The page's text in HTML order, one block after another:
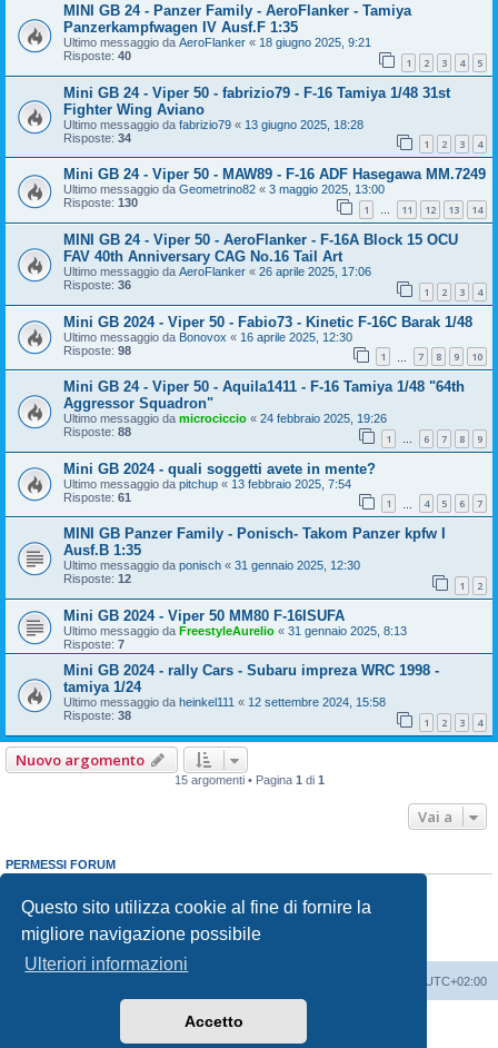
Questo sito utilizza cookie al fine di fornire la
migliore navigazione possibile
Ulteriori informazioni
Accetto
MINI GB 24 - Panzer Family - AeroFlanker - Tamiya
Panzerkampfwagen IV Ausf.F 1:35
Ultimo messaggio da AeroFlanker « 18 giugno 2025, 9:21
Risposte: 40 1 2 3 4 5
Mini GB 24 - Viper 50 - fabrizio79 - F-16 Tamiya 1/48 31st
Fighter Wing Aviano
Ultimo messaggio da fabrizio79 « 13 giugno 2025, 18:28
Risposte: 34 1 2 3 4
Mini GB 24 - Viper 50 - MAW89 - F-16 ADF Hasegawa MM.7249
Ultimo messaggio da Geometrino82 « 3 maggio 2025, 13:00
Risposte: 130 1 … 11 12 13 14
MINI GB 24 - Viper 50 - AeroFlanker - F-16A Block 15 OCU
FAV 40th Anniversary CAG No.16 Tail Art
Ultimo messaggio da AeroFlanker « 26 aprile 2025, 17:06
Risposte: 36 1 2 3 4
Mini GB 2024 - Viper 50 - Fabio73 - Kinetic F-16C Barak 1/48
Ultimo messaggio da Bonovox « 16 aprile 2025, 12:30
Risposte: 98 1 7 8 9 10
Mini GB 24 - Viper 50 - Aquila1411 - F-16 Tamiya 1/48 "64th
Aggressor Squadron"
Ultimo messaggio da microciccio « 24 febbraio 2025, 19:26
Risposte: 88 1 … 6 7 8 9
Mini GB 2024 - quali soggetti avete in mente?
Ultimo messaggio da pitchup « 13 febbraio 2025, 7:54
Risposte: 61 1 4 5 6 7
MINI GB Panzer Family - Ponisch- Takom Panzer kpfw I
Ausf.B 1:35
Ultimo messaggio da ponisch « 31 gennaio 2025, 12:30
Risposte: 12 1 2
Mini GB 2024 - Viper 50 MM80 F-16ISUFA
Ultimo messaggio da FreestyleAurelio « 31 gennaio 2025, 8:13
Risposte: 7
Mini GB 2024 - rally Cars - Subaru impreza WRC 1998 -
tamiya 1/24
Ultimo messaggio da heinkel111 « 12 settembre 2024, 15:58
Risposte: 38 1 2 3 4
Nuovo argomento
15 argomenti • Pagina 1 di 1
Vai a
PERMESSI FORUM
Non puoirispondere negli argomenti
Non puoimodificare i tuoi messaggi
Non puoicancellare i tuoi messaggi
Non puoi
inviare allegati
UTC+02:00
phpBB® Forum Software © phpBB Limited
Traduzione ItalianaphpBB-Italia.it